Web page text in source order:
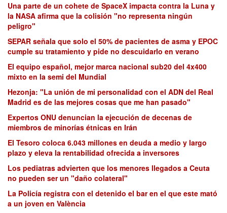
Una parte de un cohete de SpaceX impacta contra la Luna y
la NASA afirma que la colisión "no representa ningún
peligro"
SEPAR señala que solo el 50% de pacientes de asma y EPOC
cumple su tratamiento y pide no descuidarlo en verano
El equipo español, mejor marca nacional sub20 del 4x400
mixto en la semi del Mundial
Hezonja: "La unión de mi personalidad con el ADN del Real
Madrid es de las mejores cosas que me han pasado"
Expertos ONU denuncian la ejecución de decenas de
miembros de minorías étnicas en Irán
El Tesoro coloca 6.043 millones en deuda a medio y largo
plazo y eleva la rentabilidad ofrecida a inversores
Los pediatras advierten que los menores llegados a Ceuta
no pueden ser un "daño colateral"
La Policía registra con el detenido el bar en el que este mató
a un joven en València